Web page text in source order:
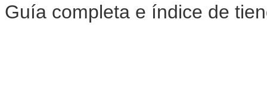
Guía completa e índice de